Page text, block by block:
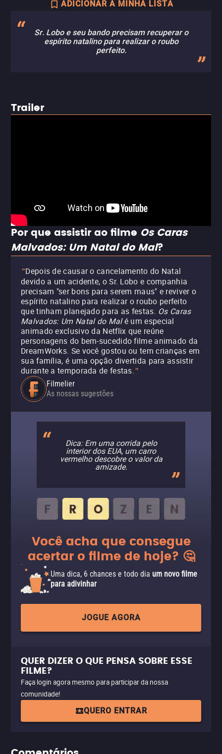
ADICIONAR À MINHA LISTA
Sr. Lobo e seu bando precisam recuperar o
espírito natalino para realizar o roubo
perfeito.
Trailer
Por que assistir ao filme Os Caras
Malvados: Um Natal do Mal?
"Depois de causar o cancelamento do Natal
devido a um acidente, o Sr. Lobo e companhia
precisam "ser bons para serem maus" e reviver o
espírito natalino para realizar o roubo perfeito
que tinham planejado para as festas. Os Caras
Malvados: Um Natal do Malé um especial
animado exclusivo da Netflix que reúne
personagens do bem-sucedido filme animado da
DreamWorks. Se você gostou ou tem crianças em
sua família, é uma opção divertida para assistir
durante a temporada de festas."
Filmelier
As nossas sugestões
Dica: Em uma corrida pelo
interior dos EUA, um carro
vermelho descobre o valor da
amizade.
Você acha que consegue
acertar o filme de hoje? 🤔
Uma dica, 6 chances e todo dia um novo filme
para adivinhar
JOGUE AGORA
QUER DIZER O QUE PENSA SOBRE ESSE
FILME?
Faça login agora mesmo para participar da nossa
comunidade!
QUERO ENTRAR